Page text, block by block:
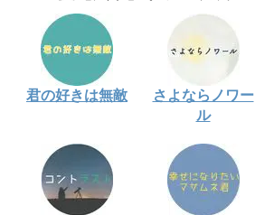
君の好きは無敵
さよならノワー
ル